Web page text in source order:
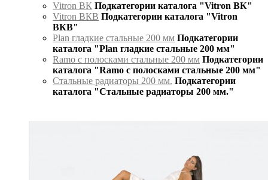
Vitron ВК Подкатегории каталога "Vitron ВК"
Vitron ВКВ Подкатегории каталога "Vitron
ВКВ"
Plan гладкие стальные 200 мм Подкатегории
каталога "Plan гладкие стальные 200 мм"
Ramo с полосками стальные 200 мм Подкатегории
каталога "Ramo с полосками стальные 200 мм"
Стальные радиаторы 200 мм. Подкатегории
каталога "Стальные радиаторы 200 мм."